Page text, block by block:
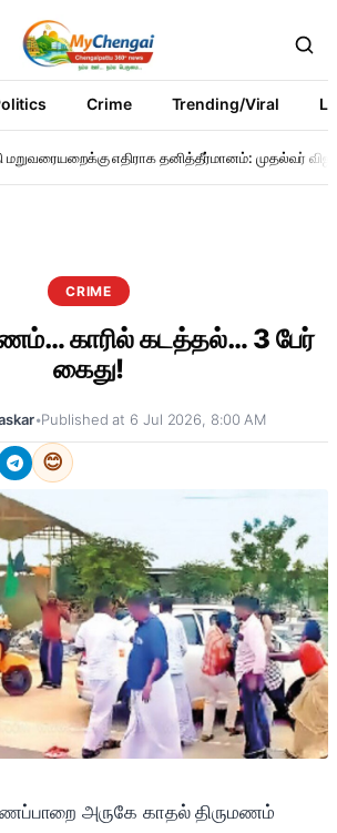
Crime Trending/Viral
மறுவரையறைக்கு எதிராக தனித்தீர்மானம்: முதல்வர் விஜய்
CRIME
காரில் கடத்தல்… 3 பேர்
கைது!
•Published at 6 Jul 2026, 8:00 AM
😊
அருகே காதல் திருமணம்